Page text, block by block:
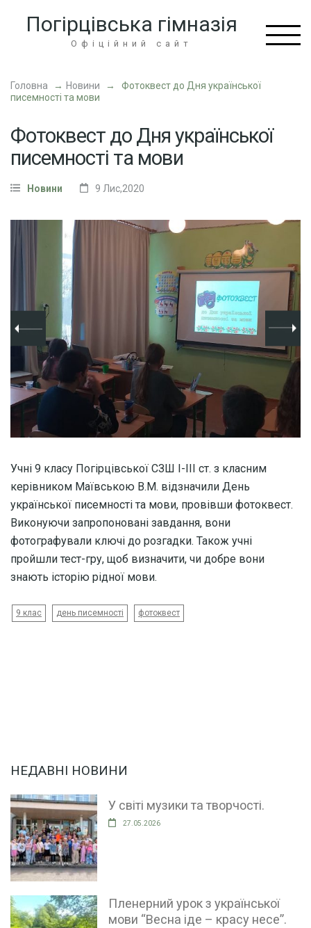
Enter)
Погірцівська гімназія
Офіційний сайт
Головна → Новини →
Фотоквест до Дня української
писемності та мови
Фотоквест до Дня української
писемності та мови
Новини 9 Лис,2020
Учні 9 класу Погірцівської СЗШ І-ІІІ ст. з класним
керівником Маївською В.М. відзначили День
української писемності та мови, провівши фотоквест.
Виконуючи запропоновані завдання, вони
фотографували ключі до розгадки. Також учні
пройшли тест-гру, щоб визначити, чи добре вони
знають історію рідної мови.
9 клас день писемності фотоквест
НЕДАВНІ НОВИНИ
У світі музики та творчості.
27.05.2026
Пленерний урок з української
мови “Весна іде – красу несе”.